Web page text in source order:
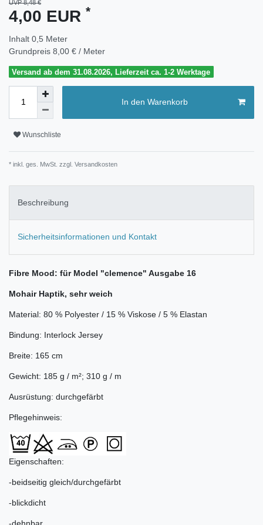
UVP 8,48 €
4,00 EUR *
Inhalt 0,5 Meter
Grundpreis 8,00 € / Meter
Versand ab dem 31.08.2026, Lieferzeit ca. 1-2 Werktage
In den Warenkorb
Wunschliste
* inkl. ges. MwSt. zzgl. Versandkosten
Beschreibung
Sicherheitsinformationen und Kontakt
Fibre Mood: für Model "clemence" Ausgabe 16
Mohair Haptik, sehr weich
Material: 80 % Polyester / 15 % Viskose / 5 % Elastan
Bindung: Interlock Jersey
Breite: 165 cm
Gewicht: 185 g / m²; 310 g / m
Ausrüstung: durchgefärbt
Pflegehinweis:
Eigenschaften:
-beidseitig gleich/durchgefärbt
-blickdicht
-dehnbar